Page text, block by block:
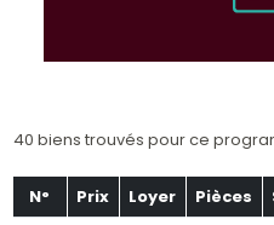
40 biens trouvés pour ce
N° Prix Loyer Pièces